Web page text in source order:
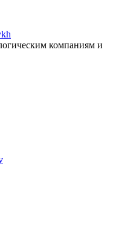
компаниям и